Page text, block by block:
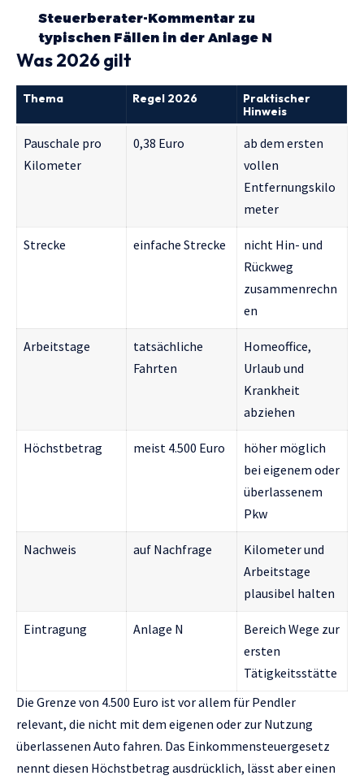
Steuerberater-Kommentar zu
typischen Fällen in der Anlage N
Was 2026 gilt
Thema Regel 2026
Praktischer
Hinweis
Pauschale pro
Kilometer
0,38 Euro
ab dem ersten
vollen
Entfernungskilo
meter
Strecke einfache Strecke
nicht Hin- und
Rückweg
zusammenrechn
en
Arbeitstage
tatsächliche
Fahrten
Homeoffice,
Urlaub und
Krankheit
abziehen
Höchstbetrag meist 4.500 Euro
höher möglich
bei eigenem oder
überlassenem
Pkw
Nachweis auf Nachfrage
Kilometer und
Arbeitstage
plausibel halten
Eintragung Anlage N
Bereich Wege zur
ersten
Tätigkeitsstätte
Die Grenze von 4.500 Euro ist vor allem für Pendler
relevant, die nicht mit dem eigenen oder zur Nutzung
überlassenen Auto fahren. Das Einkommensteuergesetz
nennt diesen Höchstbetrag ausdrücklich, lässt aber einen